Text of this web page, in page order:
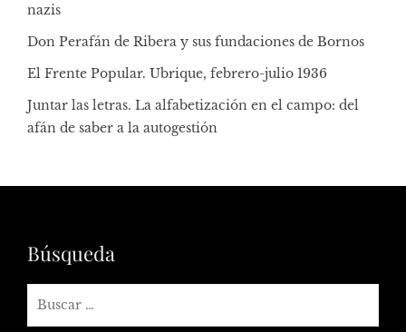
nazis
Don Perafán de Ribera y sus fundaciones de Bornos
El Frente Popular. Ubrique, febrero-julio 1936
Juntar las letras. La alfabetización en el campo: del
afán de saber a la autogestión
Búsqueda